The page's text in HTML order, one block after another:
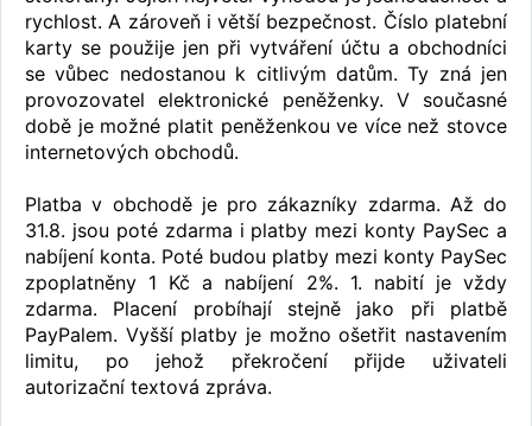
rychlost. A zároveň i větší bezpečnost. Číslo platební
karty se použije jen při vytváření účtu a obchodníci
se vůbec nedostanou k citlivým datům. Ty zná jen
provozovatel elektronické peněženky. V současné
době je možné platit peněženkou ve více než stovce
internetových obchodů.
Platba v obchodě je pro zákazníky zdarma. Až do
31.8. jsou poté zdarma i platby mezi konty PaySec a
nabíjení konta. Poté budou platby mezi konty PaySec
zpoplatněny 1 Kč a nabíjení 2%. 1. nabití je vždy
zdarma. Placení probíhají stejně jako při platbě
PayPalem. Vyšší platby je možno ošetřit nastavením
limitu, po jehož překročení přijde uživateli
autorizační textová zpráva.